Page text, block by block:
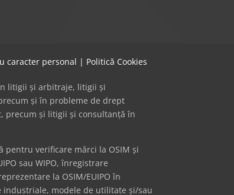
caracter personal | Politică Cookies
în litigii și arbitraje, litigii și
și în probleme de drept
precum și litigii și consultanță în
pentru verificare mărci la OSIM și
sau WIPO, înregistrare
la OSIM/EUIPO în
modele de utilitate și/sau